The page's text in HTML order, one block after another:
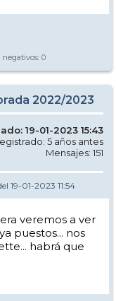
negativos: 0
2022/2023
19-01-2023 15:43
5 años antes
Mensajes: 151
19-01-2023 11:54
veremos a ver
puestos... nos
habrá que